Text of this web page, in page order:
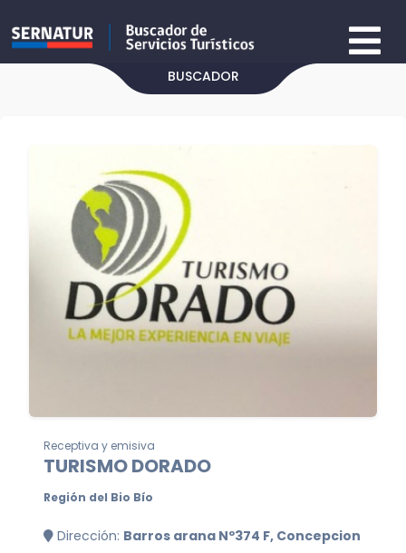
BUSCADOR
Receptiva y emisiva
TURISMO DORADO
Región del Bio Bío
Dirección: Barros arana Nº374 F, Concepcion